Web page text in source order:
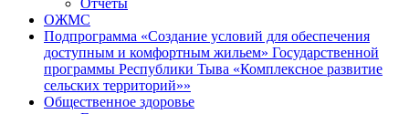
Отчёты
ОЖМС
Подпрограмма «Создание условий для обеспечения
доступным и комфортным жильем» Государственной
программы Республики Тыва «Комплексное развитие
сельских территорий»»
Общественное здоровье